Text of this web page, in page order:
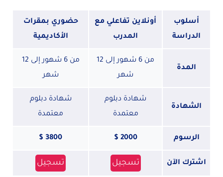
أسلوب
الدراسة
أونلاين تفاعلي مع
المدرب
حضوري بمقرات
الأكاديمية
المدة
من 6 شهور إلى 12
شهر
من 6 شهور إلى 12
شهر
الشهادة
شهادة دبلوم
معتمدة
شهادة دبلوم
معتمدة
الرسوم 2000 $
3800 $
اشترك الآن تسجيل تسجيل